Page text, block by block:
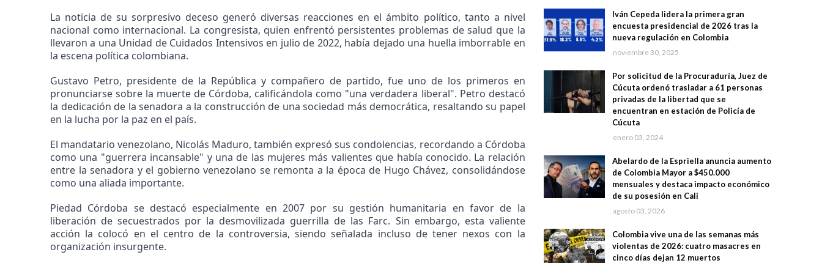
La noticia de su sorpresivo deceso generó diversas reacciones en el ámbito político, tanto a nivel
nacional como internacional. La congresista, quien enfrentó persistentes problemas de salud que la
llevaron a una Unidad de Cuidados Intensivos en julio de 2022, había dejado una huella imborrable en
la escena política colombiana.
Gustavo Petro, presidente de la República y compañero de partido, fue uno de los primeros en
pronunciarse sobre la muerte de Córdoba, calificándola como "una verdadera liberal". Petro destacó
la dedicación de la senadora a la construcción de una sociedad más democrática, resaltando su papel
en la lucha por la paz en el país.
El mandatario venezolano, Nicolás Maduro, también expresó sus condolencias, recordando a Córdoba
como una "guerrera incansable" y una de las mujeres más valientes que había conocido. La relación
entre la senadora y el gobierno venezolano se remonta a la época de Hugo Chávez, consolidándose
como una aliada importante.
Piedad Córdoba se destacó especialmente en 2007 por su gestión humanitaria en favor de la
liberación de secuestrados por la desmovilizada guerrilla de las Farc. Sin embargo, esta valiente
acción la colocó en el centro de la controversia, siendo señalada incluso de tener nexos con la
organización insurgente.
Iván Cepeda lidera la primera gran
encuesta presidencial de 2026 tras la
nueva regulación en Colombia
noviembre 30, 2025
Por solicitud de la Procuraduría, Juez de
Cúcuta ordenó trasladar a 61 personas
privadas de la libertad que se
encuentran en estación de Policía de
Cúcuta
enero 03, 2024
Abelardo de la Espriella anuncia aumento
de Colombia Mayor a $450.000
mensuales y destaca impacto económico
de su posesión en Cali
agosto 03, 2026
Colombia vive una de las semanas más
violentas de 2026: cuatro masacres en
cinco días dejan 12 muertos